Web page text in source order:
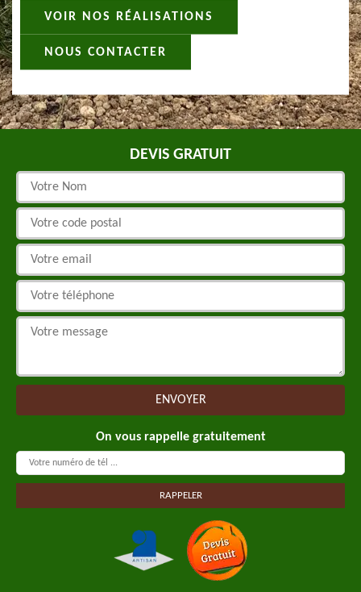
VOIR NOS RÉALISATIONS
NOUS CONTACTER
DEVIS GRATUIT
On vous rappelle gratuitement